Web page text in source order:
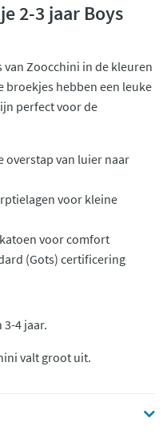
2-3 jaar Boys
van Zoocchini in de kleuren
broekjes hebben een leuke
perfect voor de
overstap van luier naar
voor kleine
voor comfort
(Gots) certificering
3-4 jaar.
valt groot uit.